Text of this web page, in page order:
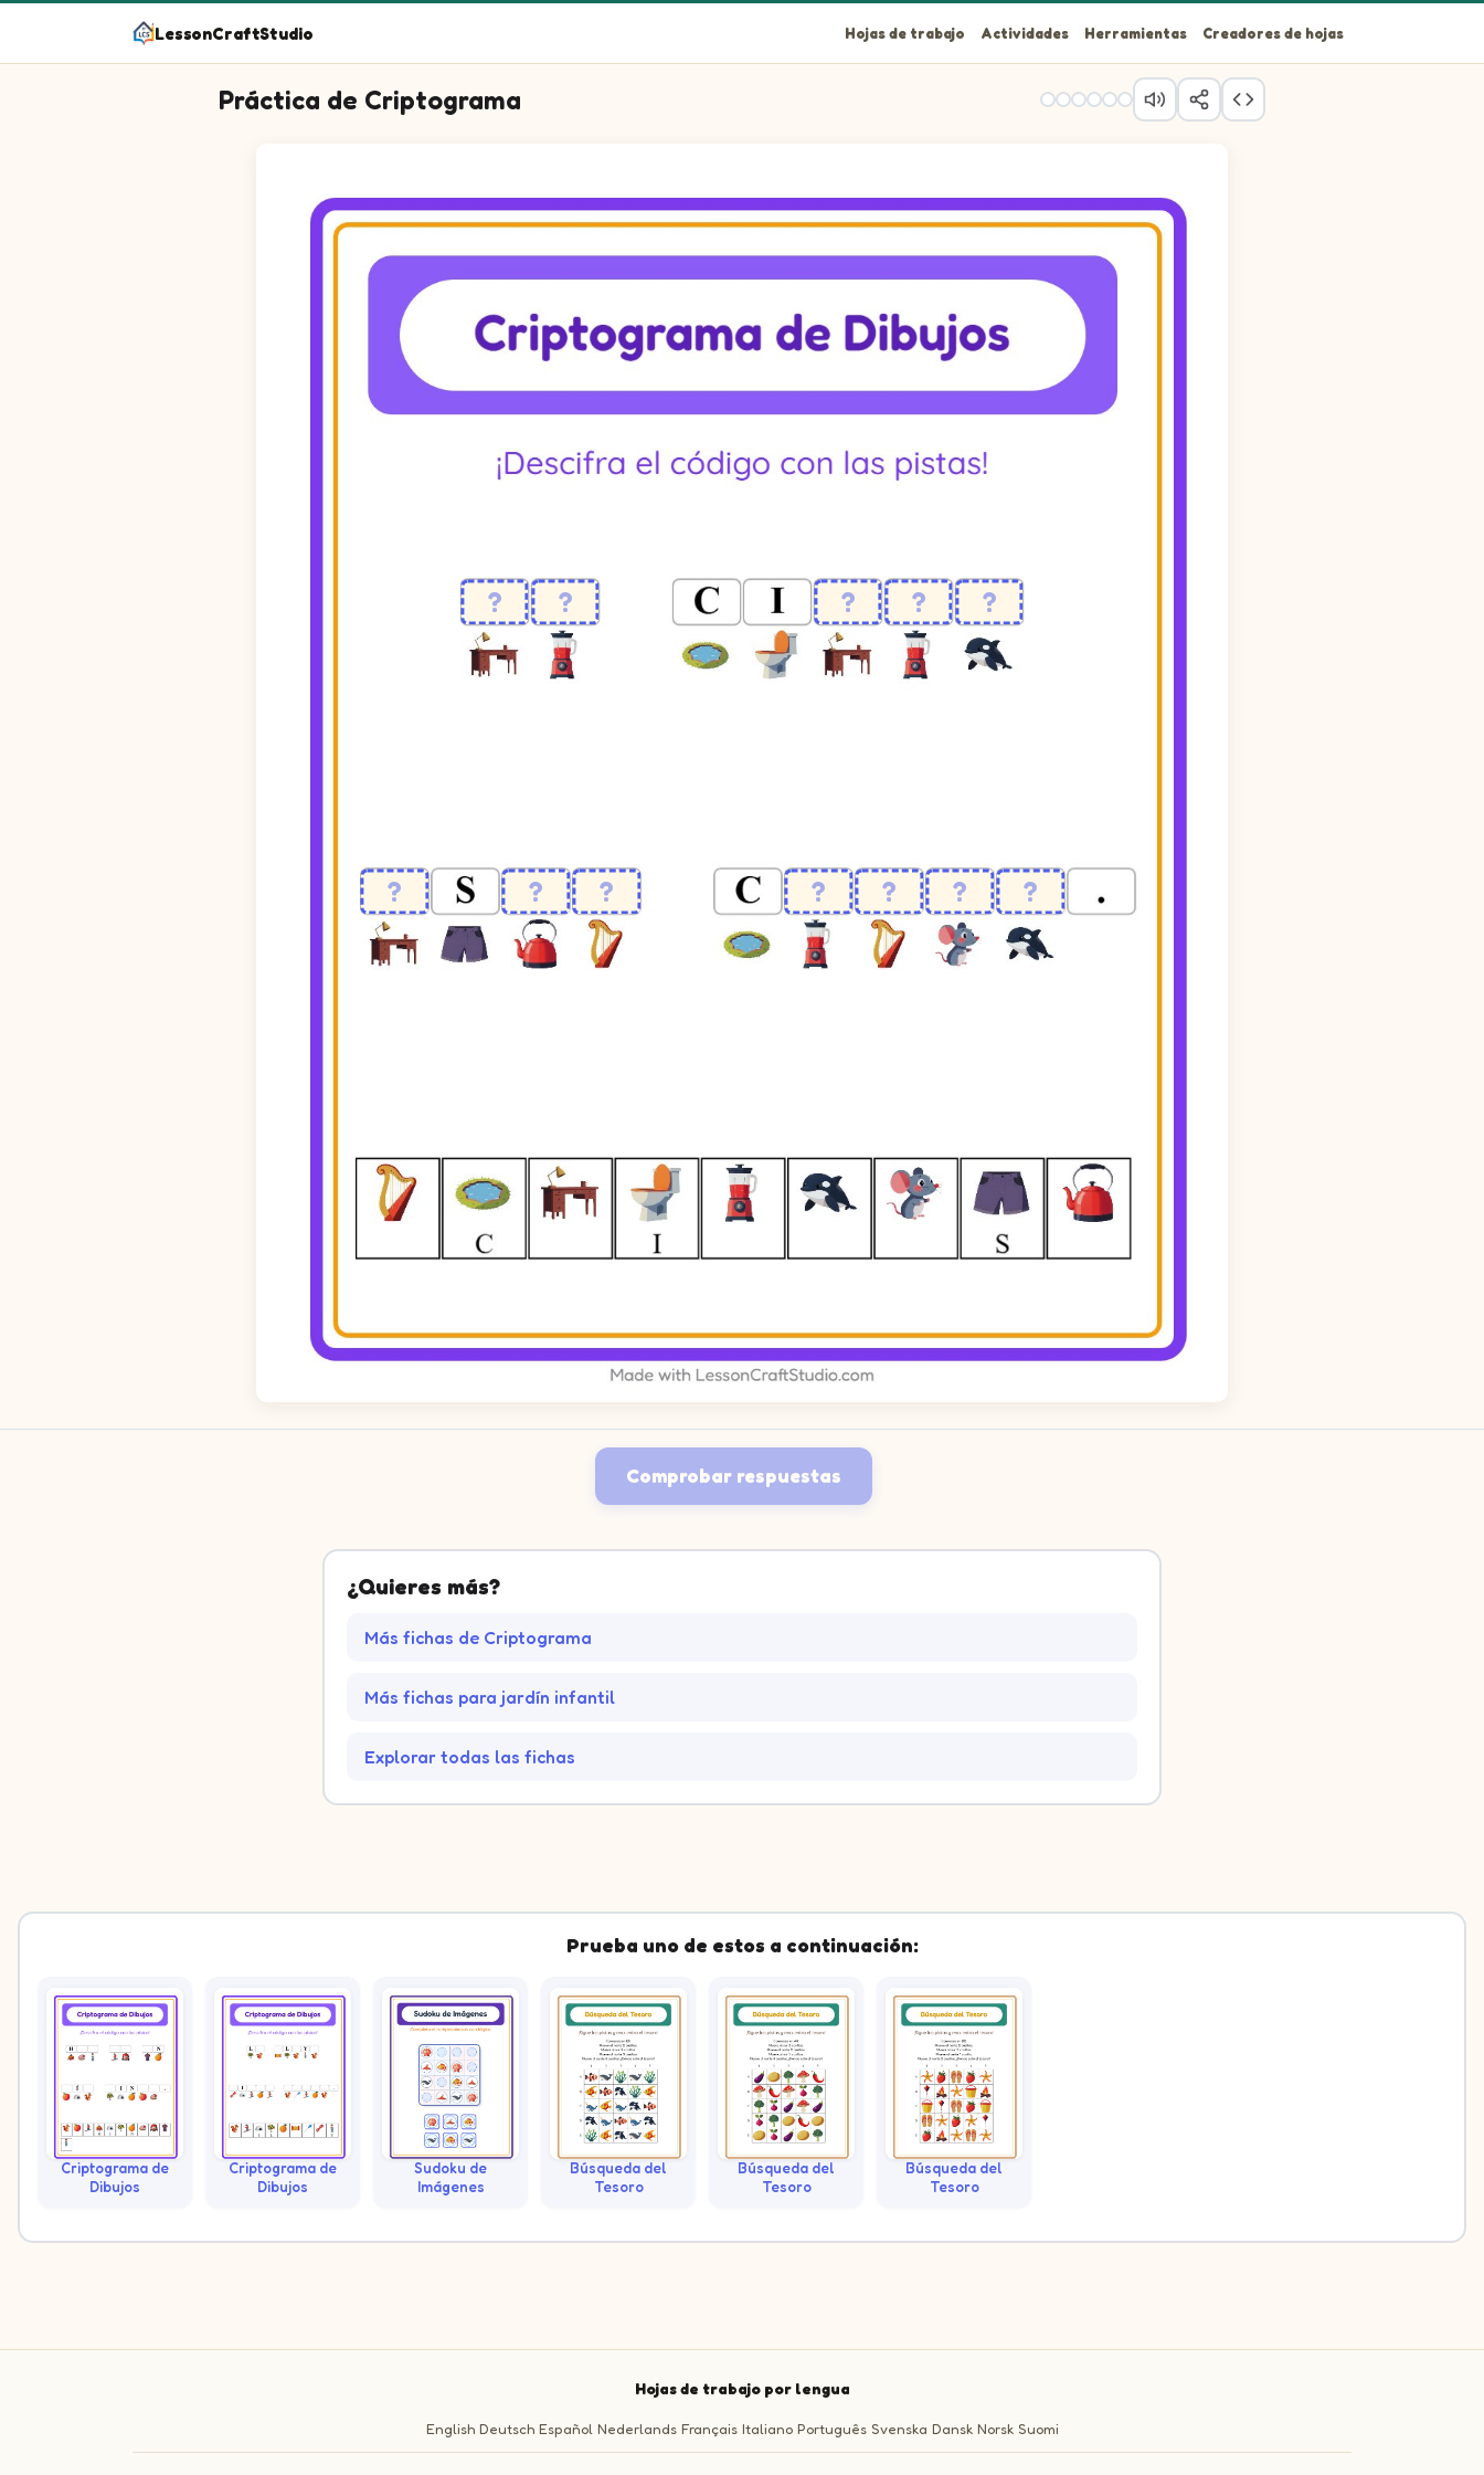
LessonCraftStudio Hojas de trabajo Actividades Herramientas Creadores de hojas
Práctica de Criptograma
Comprobar respuestas
¿Quieres más?
Más fichas de Criptograma
Más fichas para jardín infantil
Explorar todas las fichas
Prueba uno de estos a continuación:
Criptograma de
Dibujos
Criptograma de
Dibujos
Sudoku de
Imágenes
Búsqueda del
Tesoro
Búsqueda del
Tesoro
Búsqueda del
Tesoro
Hojas de trabajo por lengua
English Deutsch Español Nederlands Français Italiano Português Svenska Dansk Norsk Suomi